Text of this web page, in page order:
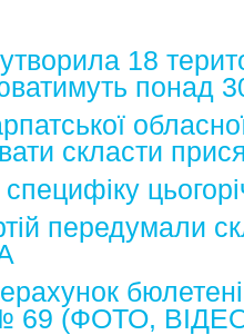
18
понад
скласти
передумали
69 (ФОТО,